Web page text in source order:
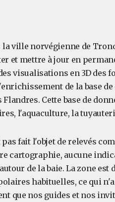
la ville norvégienne de
et mettre à jour en
visualisations en 3D des
de la base de
Flandres. Cette base de
l'aquaculture, la
fait l'objet de relevés
cartographie, aucune
de la baie. La zone
habituelles, ce qui
que nos guides et nos